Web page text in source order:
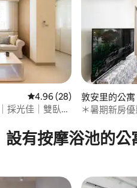
分 5 分）
從 28 則評價中獲得 4.96 的
4.96 (28)
採光佳｜雙臥室
敦安里的公寓
＊暑期新房
開伙｜陽台｜
設有按摩浴池的公